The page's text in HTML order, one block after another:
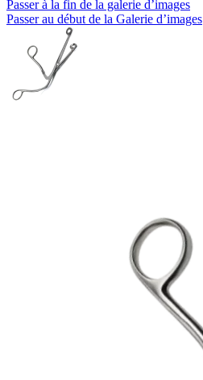
Passer à la fin de la galerie d’images
Passer au début de la Galerie d’images